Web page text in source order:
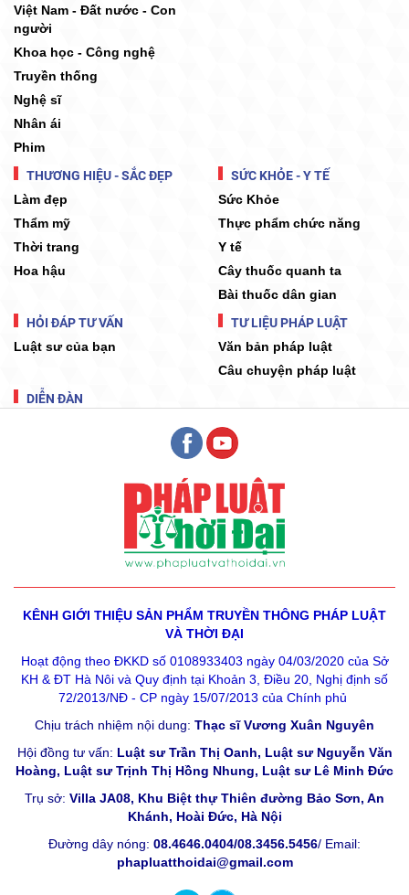
Việt Nam - Đất nước - Con
người
Khoa học - Công nghệ
Truyền thống
Nghệ sĩ
Nhân ái
Phim
THƯƠNG HIỆU - SẮC ĐẸP
Làm đẹp
Thẩm mỹ
Thời trang
Hoa hậu
SỨC KHỎE - Y TẾ
Sức Khỏe
Thực phẩm chức năng
Y tế
Cây thuốc quanh ta
Bài thuốc dân gian
HỎI ĐÁP TƯ VẤN
Luật sư của bạn
TƯ LIỆU PHÁP LUẬT
Văn bản pháp luật
Câu chuyện pháp luật
DIỄN ĐÀN
KÊNH GIỚI THIỆU SẢN PHẨM TRUYỀN THÔNG PHÁP LUẬT
VÀ THỜI ĐẠI
Hoạt động theo ĐKKD số 0108933403 ngày 04/03/2020 của Sở
KH & ĐT Hà Nôi và Quy định tại Khoản 3, Điều 20, Nghị định số
72/2013/NĐ - CP ngày 15/07/2013 của Chính phủ
Chịu trách nhiệm nội dung: Thạc sĩ Vương Xuân Nguyên
Hội đồng tư vấn: Luật sư Trần Thị Oanh, Luật sư Nguyễn Văn
Hoàng, Luật sư Trịnh Thị Hồng Nhung, Luật sư Lê Minh Đức
Trụ sở: Villa JA08, Khu Biệt thự Thiên đường Bảo Sơn, An
Khánh, Hoài Đức, Hà Nội
Đường dây nóng: 08.4646.0404/08.3456.5456/ Email:
phapluatthoidai@gmail.com